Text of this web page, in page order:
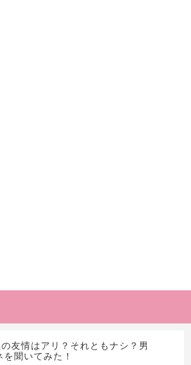
友情はアリ？それともナシ？男
聞いてみた！